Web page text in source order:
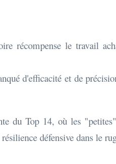
récompense le travail
d'efficacité et de
du Top 14, où les
défensive dans le